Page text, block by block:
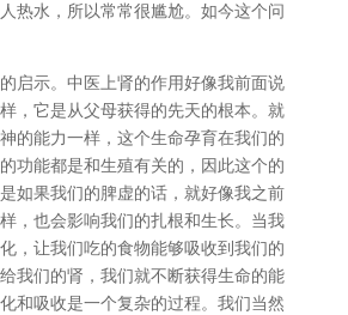
热水，所以常常很尴尬。如今这个问
启示。中医上肾的作用好像我前面说
，它是从父母获得的先天的根本。就
的能力一样，这个生命孕育在我们的
功能都是和生殖有关的，因此这个的
如果我们的脾虚的话，就好像我之前
，也会影响我们的扎根和生长。当我
，让我们吃的食物能够吸收到我们的
我们的肾，我们就不断获得生命的能
和吸收是一个复杂的过程。我们当然